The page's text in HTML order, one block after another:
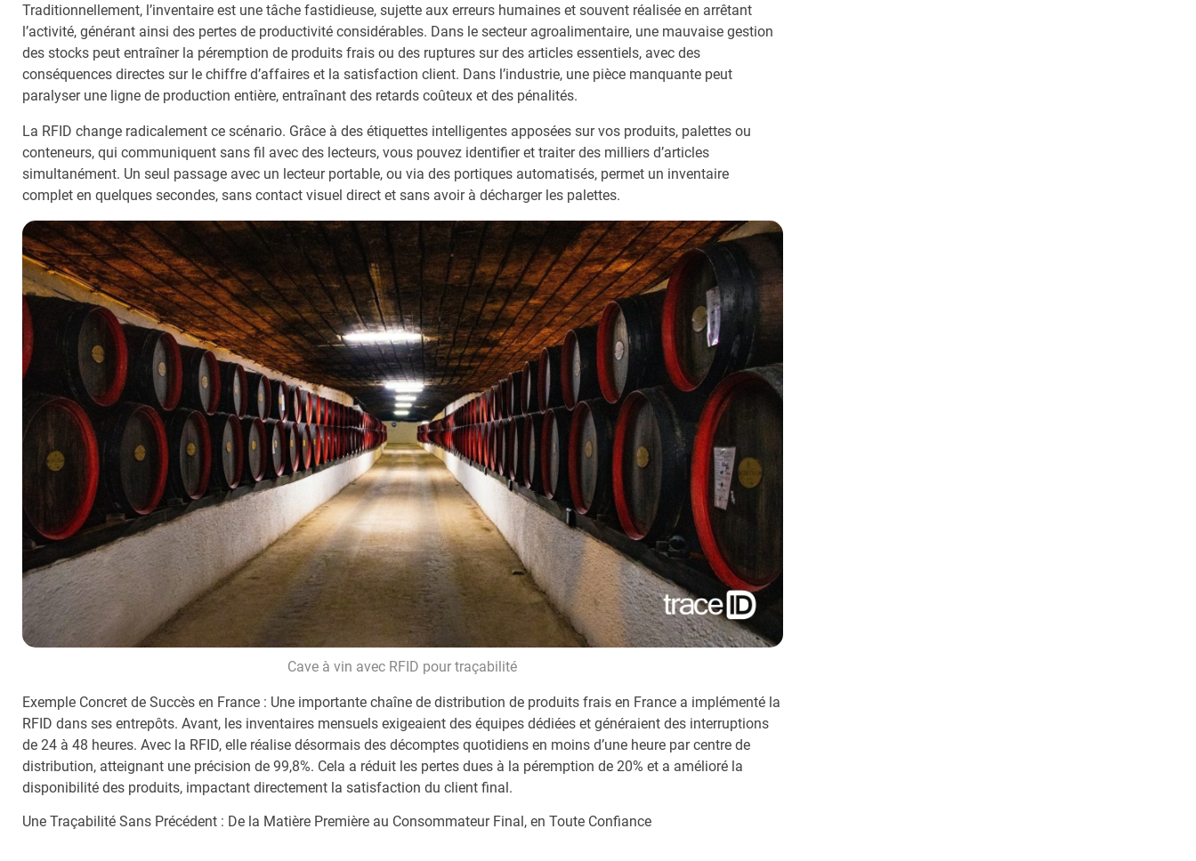
Traditionnellement, l’inventaire est une tâche fastidieuse, sujette aux erreurs humaines et souvent réalisée en arrêtant
l’activité, générant ainsi des pertes de productivité considérables. Dans le secteur agroalimentaire, une mauvaise gestion
des stocks peut entraîner la péremption de produits frais ou des ruptures sur des articles essentiels, avec des
conséquences directes sur le chiffre d’affaires et la satisfaction client. Dans l’industrie, une pièce manquante peut
paralyser une ligne de production entière, entraînant des retards coûteux et des pénalités.
La RFID change radicalement ce scénario. Grâce à des étiquettes intelligentes apposées sur vos produits, palettes ou
conteneurs, qui communiquent sans fil avec des lecteurs, vous pouvez identifier et traiter des milliers d’articles
simultanément. Un seul passage avec un lecteur portable, ou via des portiques automatisés, permet un inventaire
complet en quelques secondes, sans contact visuel direct et sans avoir à décharger les palettes.
Cave à vin avec RFID pour traçabilité
Exemple Concret de Succès en France : Une importante chaîne de distribution de produits frais en France a implémenté la
RFID dans ses entrepôts. Avant, les inventaires mensuels exigeaient des équipes dédiées et généraient des interruptions
de 24 à 48 heures. Avec la RFID, elle réalise désormais des décomptes quotidiens en moins d’une heure par centre de
distribution, atteignant une précision de 99,8%. Cela a réduit les pertes dues à la péremption de 20% et a amélioré la
disponibilité des produits, impactant directement la satisfaction du client final.
Une Traçabilité Sans Précédent : De la Matière Première au Consommateur Final, en Toute Confiance